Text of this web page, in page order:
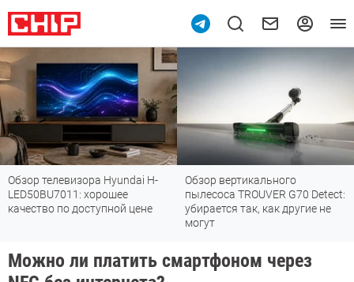
Обзор телевизора Hyundai H-
LED50BU7011: хорошее
качество по доступной цене
Обзор вертикального
пылесоса TROUVER G70 Detect:
убирается так, как другие не
могут
Можно ли платить смартфоном через